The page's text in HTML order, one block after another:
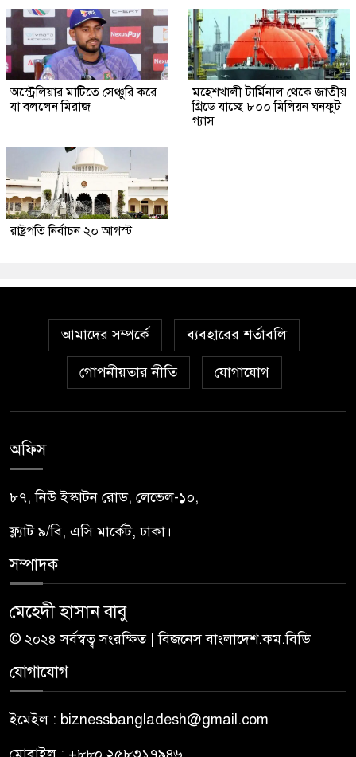
অস্ট্রেলিয়ার মাটিতে সেঞ্চুরি করে
যা বললেন মিরাজ
মহেশখালী টার্মিনাল থেকে জাতীয়
গ্রিডে যাচ্ছে ৮০০ মিলিয়ন ঘনফুট
গ্যাস
রাষ্ট্রপতি নির্বাচন ২০ আগস্ট
আমাদের সম্পর্কে ব্যবহারের শর্তাবলি
গোপনীয়তার নীতি যোগাযোগ
অফিস
৮৭, নিউ ইস্কাটন রোড, লেভেল-১০,
ফ্ল্যাট ৯/বি, এসি মার্কেট, ঢাকা।
সম্পাদক
মেহেদী হাসান বাবু
© ২০২৪ সর্বস্বত্ব সংরক্ষিত | বিজনেস বাংলাদেশ.কম.বিডি
যোগাযোগ
ইমেইল : biznessbangladesh@gmail.com